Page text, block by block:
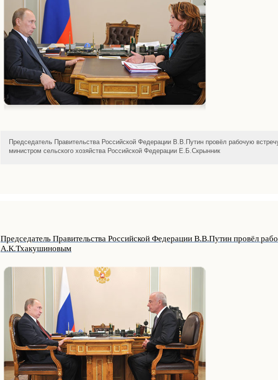
Председатель Правительства Российской Федерации В.В.Путин провёл рабочую
министром сельского хозяйства Российской Федерации Е.Б.Скрынник
Председатель Правительства Российской Федерации В.В.Путин провёл
А.К.Тхакушиновым